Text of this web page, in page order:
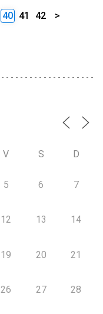
40 41 42 >
V S D
5 6 7
12 13 14
19 20 21
26 27 28